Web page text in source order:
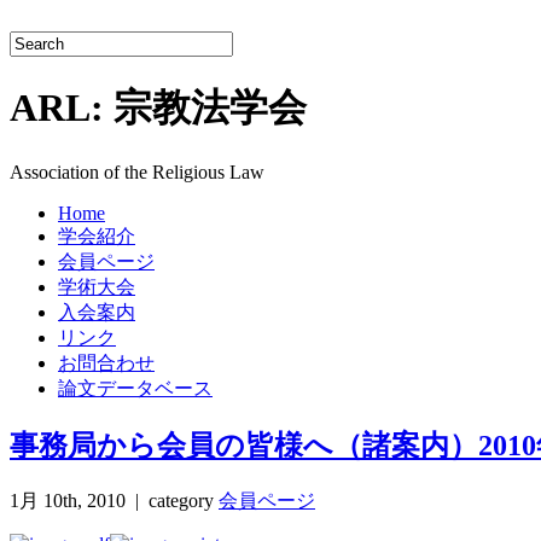
ARL: 宗教法学会
Association of the Religious Law
Home
学会紹介
会員ページ
学術大会
入会案内
リンク
お問合わせ
論文データベース
事務局から会員の皆様へ（諸案内）
1月 10th, 2010 | category 会員ページ